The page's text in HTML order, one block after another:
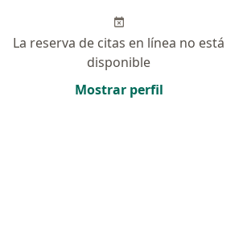
La reserva de citas en línea no está
disponible
Mostrar perfil